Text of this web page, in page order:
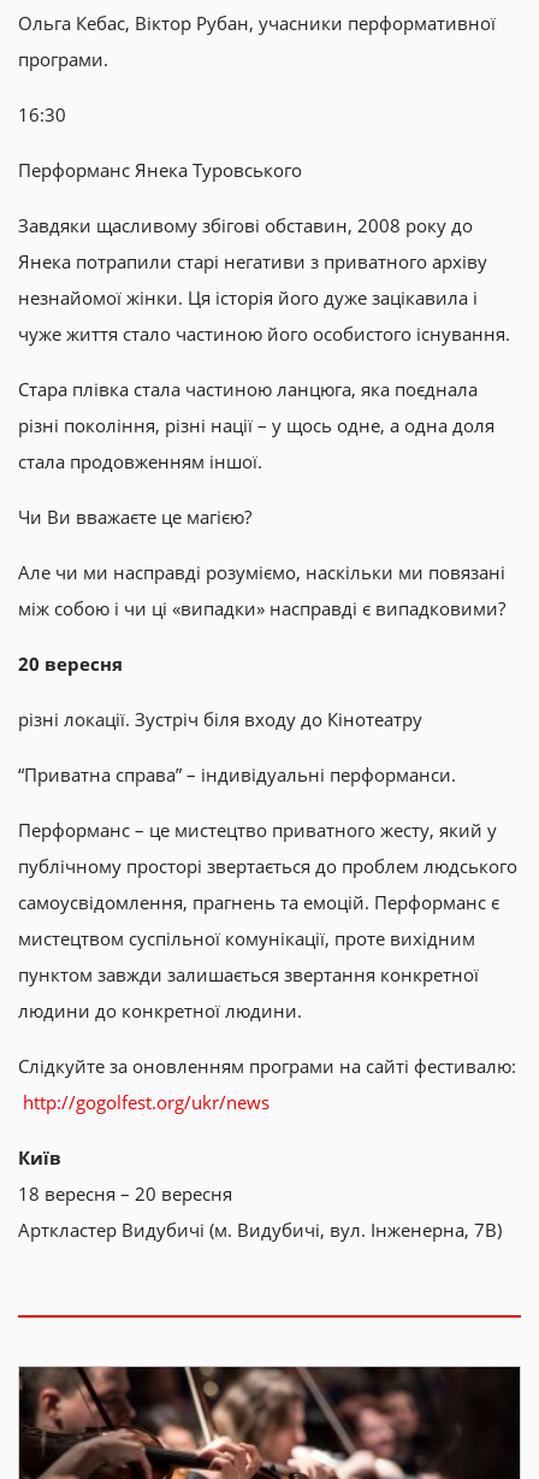
Ольга Кебас, Віктор Рубан, учасники перформативної
програми.
16:30
Перформанс Янека Туровського
Завдяки щасливому збігові обставин, 2008 року до
Янека потрапили старі негативи з приватного архіву
незнайомої жінки. Ця історія його дуже зацікавила і
чуже життя стало частиною його особистого існування.
Стара плівка стала частиною ланцюга, яка поєднала
різні покоління, різні нації – у щось одне, а одна доля
стала продовженням іншої.
Чи Ви вважаєте це магією?
Але чи ми насправді розуміємо, наскільки ми повязані
між собою і чи ці «випадки» насправді є випадковими?
20 вересня
різні локації. Зустріч біля входу до Кінотеатру
“Приватна справа” – індивідуальні перформанси.
Перформанс – це мистецтво приватного жесту, який у
публічному просторі звертається до проблем людського
самоусвідомлення, прагнень та емоцій. Перформанс є
мистецтвом суспільної комунікації, проте вихідним
пунктом завжди залишається звертання конкретної
людини до конкретної людини.
Слідкуйте за оновленням програми на сайті фестивалю:
http://gogolfest.org/ukr/news
Київ
18 вересня – 20 вересня
Арткластер Видубичі (м. Видубичі, вул. Інженерна, 7В)